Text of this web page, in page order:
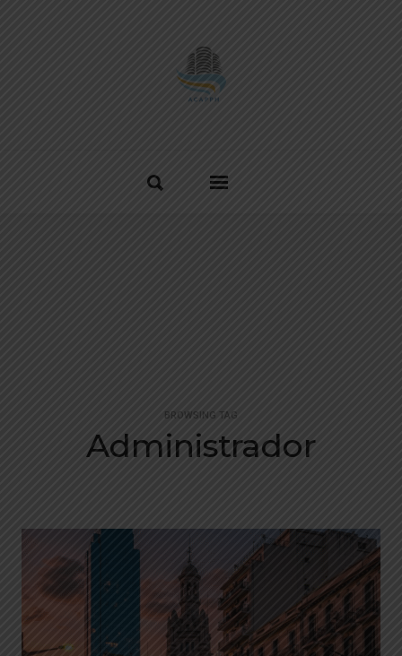
BROWSING TAG
Administrador